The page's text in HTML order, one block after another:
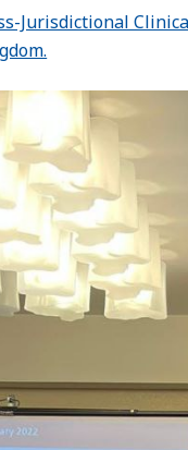
Jurisdictional